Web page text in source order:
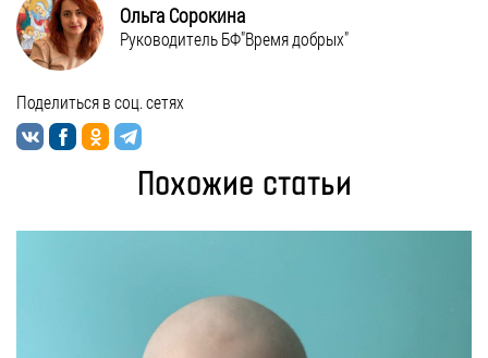
Ольга Сорокина
Руководитель БФ"Время добрых"
Поделиться в соц. сетях
Похожие статьи